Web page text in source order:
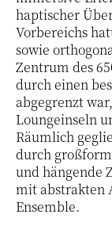
haptischer
Vorbereichs
sowie
Zentrum des
durch einen
abgegrenzt
Loungeinseln
Räumlich
durch
und hängende
mit abstrakten
Ensemble.